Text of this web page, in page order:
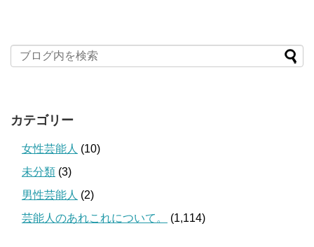
カテゴリー
女性芸能人 (10)
未分類 (3)
男性芸能人 (2)
芸能人のあれこれについて。
(1,114)